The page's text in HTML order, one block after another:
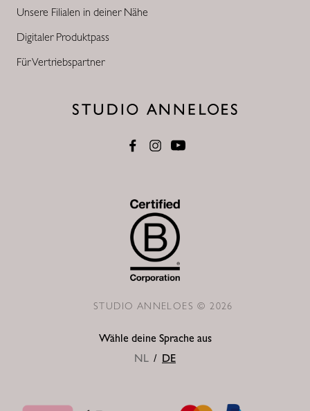
Unsere Filialen in deiner Nähe
Digitaler Produktpass
Für Vertriebspartner
Wähle deine Sprache aus
NL / DE
STUDIO ANNELOES © 2026